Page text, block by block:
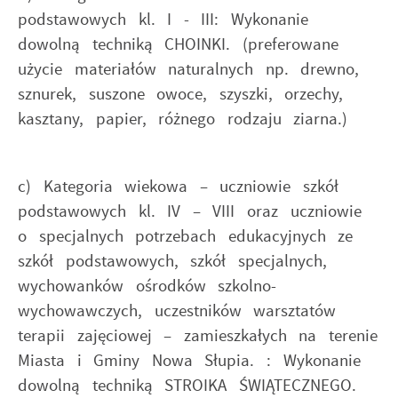
podstawowych kl. I - III: Wykonanie
dowolną techniką CHOINKI. (preferowane
użycie materiałów naturalnych np. drewno,
sznurek, suszone owoce, szyszki, orzechy,
kasztany, papier, różnego rodzaju ziarna.)
c) Kategoria wiekowa – uczniowie szkół
podstawowych kl. IV – VIII oraz uczniowie
o specjalnych potrzebach edukacyjnych ze
szkół podstawowych, szkół specjalnych,
wychowanków ośrodków szkolno-
wychowawczych, uczestników warsztatów
terapii zajęciowej – zamieszkałych na terenie
Miasta i Gminy Nowa Słupia. : Wykonanie
dowolną techniką STROIKA ŚWIĄTECZNEGO.